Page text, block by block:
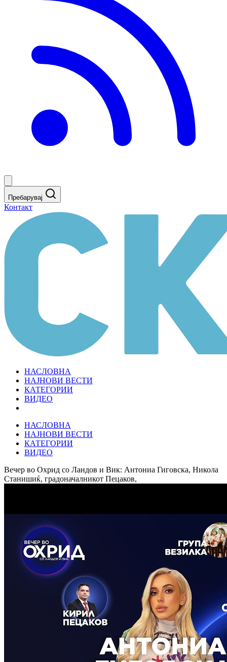
Пребарувај
Контакт
НАСЛОВНА
НАЈНОВИ ВЕСТИ
КАТЕГОРИИ
ВИДЕО
НАСЛОВНА
НАЈНОВИ ВЕСТИ
КАТЕГОРИИ
ВИДЕО
Вечер во Охрид со Ландов и Вик: Антониа Гиговска, Никола
Станишиќ, градоначалникот Пецаков,